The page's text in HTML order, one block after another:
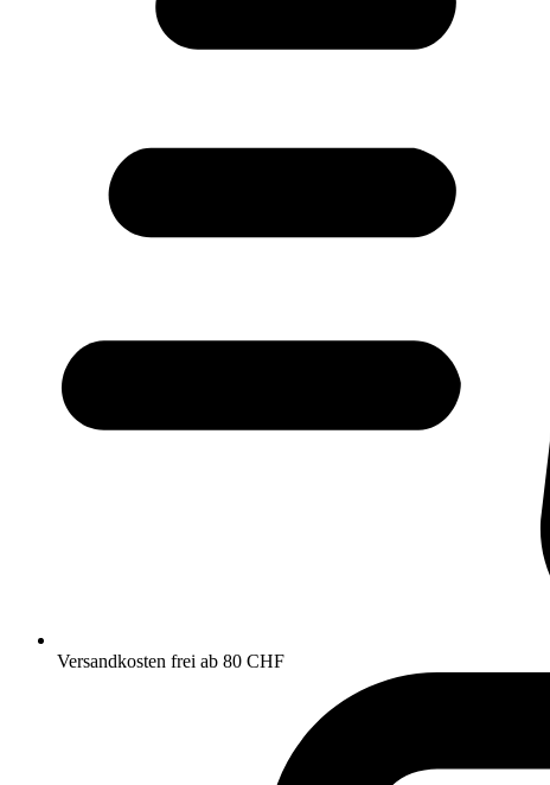
Versandkosten frei ab 80 CHF